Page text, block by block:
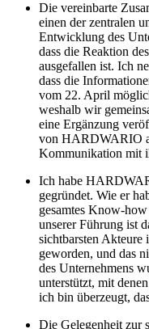
Die vereinbarte
einen der zentralen
Entwicklung des
dass die Reaktion
ausgefallen ist. Ich
dass die
vom 22. April
weshalb wir
eine Ergänzung
von HARDWARIO
Kommunikation mit
Ich habe
gegründet. Wie er
gesamtes Know-
unserer Führung ist
sichtbarsten
geworden, und das
des Unternehmens
unterstützt, mit
ich bin überzeugt,
Die Gelegenheit zur